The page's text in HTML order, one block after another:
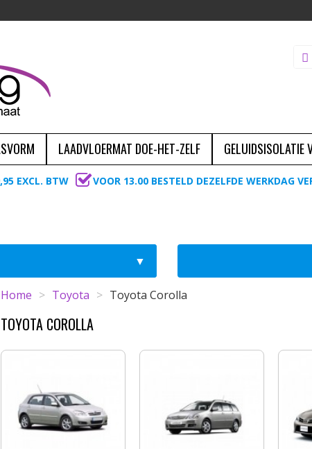
LAADVLOERMAT DOE-HET-ZELF GELUIDSISOLATIE
EXCL. BTW VOOR 13.00 BESTELD DEZELFDE WERKDAG
Home > Toyota > Toyota Corolla
TOYOTA COROLLA